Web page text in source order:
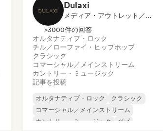
Dulaxi
メディア・アウトレット／ジャーナリスト
>3000件の回答
オルタナティブ・ロック
チル／ローファイ・ヒップホップ
クラシック
コマーシャル／メインストリーム
カントリー・ミュージック
記事を投稿
オルタナティブ・ロック
クラシック
コマーシャル／メインストリーム
カントリー・ミュージック
ダブ